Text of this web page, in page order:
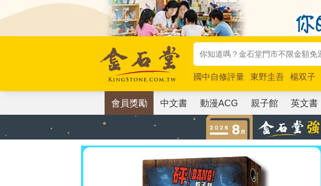
國中自修評量 東野圭吾 楊双子
唯紅花綻放
奧德賽 路邊攤新作
會員獎勵 中文書 動漫ACG 親子館 英文書